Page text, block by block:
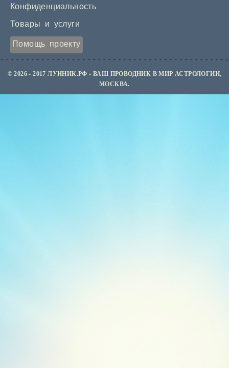
Конфиденциальность
Товары и услуги
Помощь проекту
© 2026 - 2017 ЛУННИК.РФ - ВАШ ПРОВОДНИК В МИР АСТРОЛОГИИ,
МОСКВА.